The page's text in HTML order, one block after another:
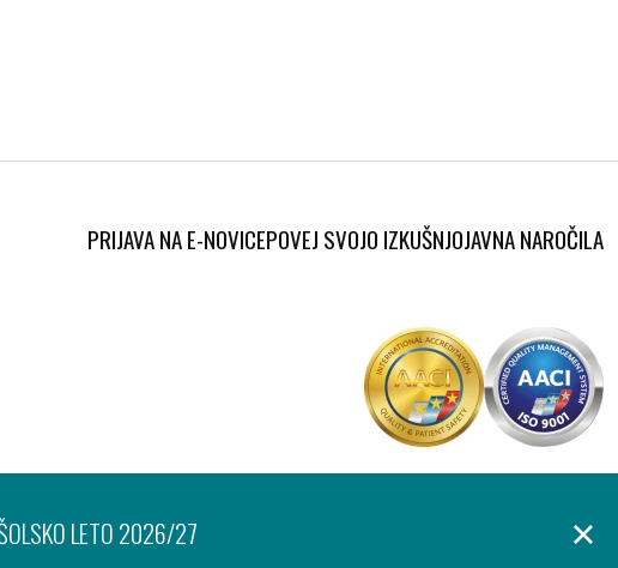
PRIJAVA NA E-NOVICEPOVEJ SVOJO IZKUŠNJOJAVNA NAROČILA
LETO 2026/27